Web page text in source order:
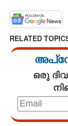
RELATED
ഒരു